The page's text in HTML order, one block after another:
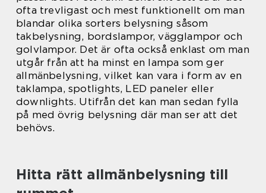
ofta trevligast och mest funktionellt om man
blandar olika sorters belysning såsom
takbelysning, bordslampor, vägglampor och
golvlampor. Det är ofta också enklast om man
utgår från att ha minst en lampa som ger
allmänbelysning, vilket kan vara i form av en
taklampa, spotlights, LED paneler eller
downlights. Utifrån det kan man sedan fylla
på med övrig belysning där man ser att det
behövs.
Hitta rätt allmänbelysning till